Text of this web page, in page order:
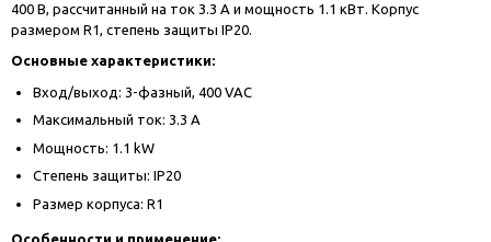
400 В, рассчитанный на ток 3.3 А и мощность 1.1 кВт. Корпус
размером R1, степень защиты IP20.
Основные характеристики:
Вход/выход: 3-фазный, 400 VAC
Максимальный ток: 3.3 A
Мощность: 1.1 kW
Степень защиты: IP20
Размер корпуса: R1
Особенности и применение: